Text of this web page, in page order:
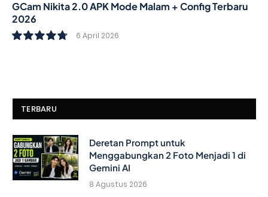
GCam Nikita 2.0 APK Mode Malam + Config Terbaru
2026
6 April 2026
TERBARU
Deretan Prompt untuk
Menggabungkan 2 Foto Menjadi 1 di
Gemini AI
8 Agustus 2026